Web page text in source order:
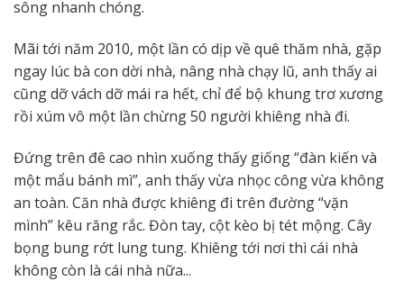
sông nhanh chóng.
Mãi tới năm 2010, một lần có dịp về quê thăm nhà, gặp
ngay lúc bà con dời nhà, nâng nhà chạy lũ, anh thấy ai
cũng dỡ vách dỡ mái ra hết, chỉ để bộ khung trơ xương
rồi xúm vô một lần chừng 50 người khiêng nhà đi.
Đứng trên đê cao nhìn xuống thấy giống “đàn kiến và
một mẩu bánh mì”, anh thấy vừa nhọc công vừa không
an toàn. Căn nhà được khiêng đi trên đường “vặn
mình” kêu răng rắc. Đòn tay, cột kèo bị tét mộng. Cây
bọng bung rớt lung tung. Khiêng tới nơi thì cái nhà
không còn là cái nhà nữa...